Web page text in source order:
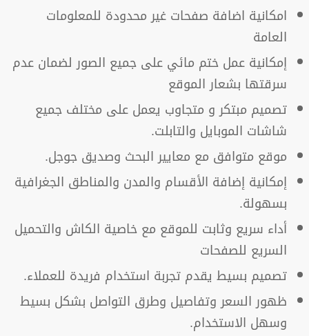
امكانية اضافة صفحات غير محدودة للمعلومات
العامة
إمكانية عمل ختم مائي على جميع الصور لضمان عدم
سرقتها بشعار الموقع
تصميم مبتكر و متجاوب يعمل على مختلف جميع
شاشات الموبايل والتابلت.
موقع متوافق مع معايير البحث وصديق جوجل.
إمكانية إضافة الأقسام والمدن والمناطق الجغرافية
بسهولة.
أداء سريع وثابت للموقع مع خاصية الكاش والتحميل
السريع للصفحات
تصميم بسيط يقدم تجربة استخدام فريدة للعملاء.
ظهور السعر وتفاصيل وطرق التواصل بشكل بسيط
وسهل الاستخدام.